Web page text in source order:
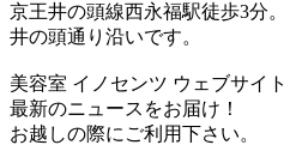
京王井の頭線西永福駅徒歩3分。
井の頭通り沿いです。
美容室 イノセンツ ウェブサイト
最新のニュースをお届け！
お越しの際にご利用下さい。